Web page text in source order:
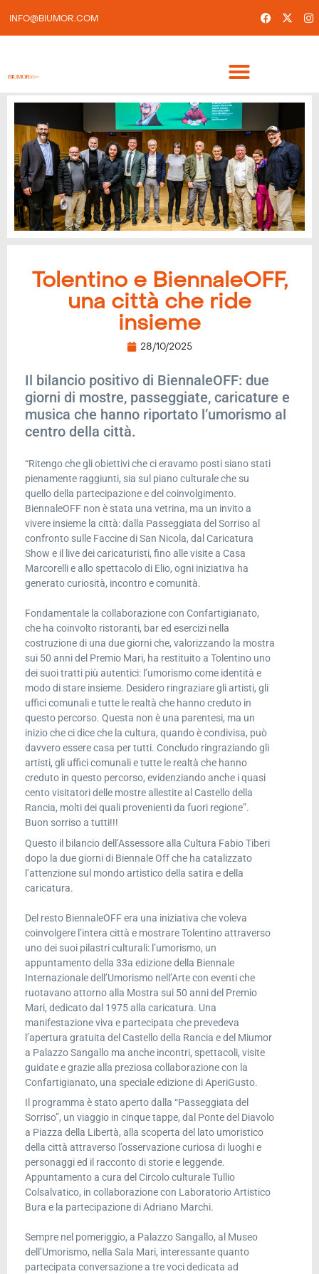
INFO@BIUMOR.COM
Tolentino e BiennaleOFF,
una città che ride
insieme
28/10/2025
Il bilancio positivo di BiennaleOFF: due
giorni di mostre, passeggiate, caricature e
musica che hanno riportato l’umorismo al
centro della città.
“Ritengo che gli obiettivi che ci eravamo posti siano stati
pienamente raggiunti, sia sul piano culturale che su
quello della partecipazione e del coinvolgimento.
BiennaleOFF non è stata una vetrina, ma un invito a
vivere insieme la città: dalla Passeggiata del Sorriso al
confronto sulle Faccine di San Nicola, dal Caricatura
Show e il live dei caricaturisti, fino alle visite a Casa
Marcorelli e allo spettacolo di Elio, ogni iniziativa ha
generato curiosità, incontro e comunità.
Fondamentale la collaborazione con Confartigianato,
che ha coinvolto ristoranti, bar ed esercizi nella
costruzione di una due giorni che, valorizzando la mostra
sui 50 anni del Premio Mari, ha restituito a Tolentino uno
dei suoi tratti più autentici: l’umorismo come identità e
modo di stare insieme. Desidero ringraziare gli artisti, gli
uffici comunali e tutte le realtà che hanno creduto in
questo percorso. Questa non è una parentesi, ma un
inizio che ci dice che la cultura, quando è condivisa, può
davvero essere casa per tutti. Concludo ringraziando gli
artisti, gli uffici comunali e tutte le realtà che hanno
creduto in questo percorso, evidenziando anche i quasi
cento visitatori delle mostre allestite al Castello della
Rancia, molti dei quali provenienti da fuori regione”.
Buon sorriso a tutti!!!
Questo il bilancio dell’Assessore alla Cultura Fabio Tiberi
dopo la due giorni di Biennale Off che ha catalizzato
l’attenzione sul mondo artistico della satira e della
caricatura.
Del resto BiennaleOFF era una iniziativa che voleva
coinvolgere l’intera città e mostrare Tolentino attraverso
uno dei suoi pilastri culturali: l’umorismo, un
appuntamento della 33a edizione della Biennale
Internazionale dell’Umorismo nell’Arte con eventi che
ruotavano attorno alla Mostra sui 50 anni del Premio
Mari, dedicato dal 1975 alla caricatura. Una
manifestazione viva e partecipata che prevedeva
l’apertura gratuita del Castello della Rancia e del Miumor
a Palazzo Sangallo ma anche incontri, spettacoli, visite
guidate e grazie alla preziosa collaborazione con la
Confartigianato, una speciale edizione di AperiGusto.
Il programma è stato aperto dalla “Passeggiata del
Sorriso”, un viaggio in cinque tappe, dal Ponte del Diavolo
a Piazza della Libertà, alla scoperta del lato umoristico
della città attraverso l’osservazione curiosa di luoghi e
personaggi ed il racconto di storie e leggende.
Appuntamento a cura del Circolo culturale Tullio
Colsalvatico, in collaborazione con Laboratorio Artistico
Bura e la partecipazione di Adriano Marchi.
Sempre nel pomeriggio, a Palazzo Sangallo, al Museo
dell’Umorismo, nella Sala Mari, interessante quanto
partecipata conversazione a tre voci dedicata ad